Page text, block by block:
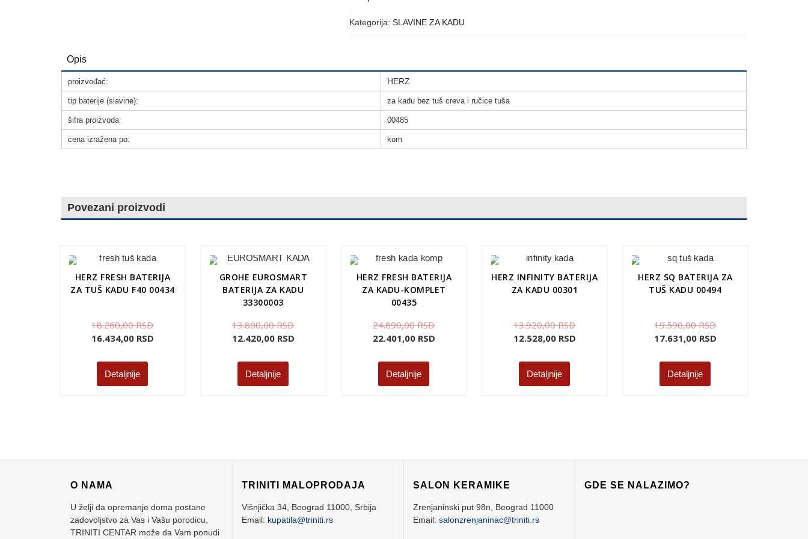
Kategorija: SLAVINE ZA KADU
Opis
proizvođać: HERZ
tip baterije (slavine): za kadu bez tuš creva i ručice tuša
šifra proizvoda: 00485
cena izražena po: kom
Povezani proizvodi
HERZ FRESH BATERIJA
ZA TUŠ KADU F40 00434
18.260,00RSD
16.434,00 RSD
Detaljnije
GROHE EUROSMART
BATERIJA ZA KADU
33300003
13.800,00RSD
12.420,00 RSD
Detaljnije
HERZ FRESH BATERIJA
ZA KADU-KOMPLET
00435
24.890,00RSD
22.401,00 RSD
Detaljnije
HERZ INFINITY BATERIJA
ZA KADU 00301
13.920,00RSD
12.528,00 RSD
Detaljnije
HERZ SQ BATERIJA ZA
TUŠ KADU 00494
19.590,00RSD
17.631,00 RSD
Detaljnije
O NAMA
U želji da opremanje doma postane
zadovoljstvo za Vas i Vašu porodicu,
TRINITI CENTAR može da Vam ponudi
TRINITI MALOPRODAJA
Višnjička 34, Beograd 11000, Srbija
Email: kupatila@triniti.rs
SALON KERAMIKE
Zrenjaninski put 98n, Beograd 11000
Email: salonzrenjaninac@triniti.rs
GDE SE NALAZIMO?